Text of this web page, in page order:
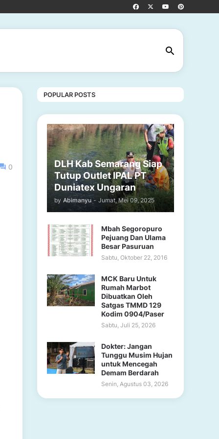
0
POPULAR POSTS
DLH Kab Semarang Siap
Tutup Outlet IPAL PT
Duniatex Ungaran
by Abimanyu - Jumat, Mei 09, 2025
Mbah Segoropuro
Pejuang Dan Ulama
Besar Pasuruan
Sabtu, Oktober 22, 2016
MCK Baru Untuk
Rumah Marbot
Dibuatkan Oleh
Satgas TMMD 129
Kodim 0904/Paser
Sabtu, Juli 25, 2026
Dokter: Jangan
Tunggu Musim Hujan
untuk Mencegah
Demam Berdarah
Senin, Agustus 03, 2026